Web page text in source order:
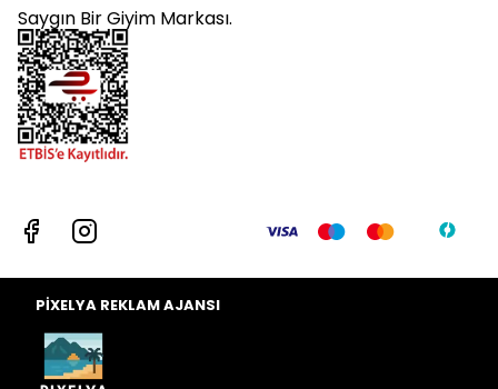
Saygın Bir Giyim Markası.
PİXELYA REKLAM AJANSI